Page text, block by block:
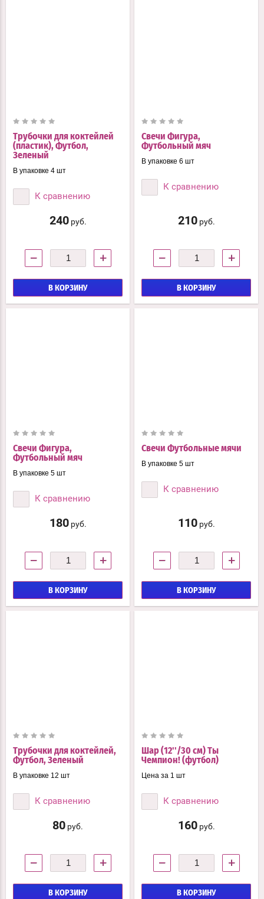
Трубочки для коктейлей
(пластик), Футбол,
Зеленый
В упаковке 4 шт
К сравнению
240руб.
− +
В КОРЗИНУ
Свечи Фигура,
Футбольный мяч
В упаковке 6 шт
К сравнению
210руб.
− +
В КОРЗИНУ
Свечи Фигура,
Футбольный мяч
В упаковке 5 шт
К сравнению
180руб.
− +
В КОРЗИНУ
Свечи Футбольные мячи
В упаковке 5 шт
К сравнению
110руб.
− +
В КОРЗИНУ
Трубочки для коктейлей,
Футбол, Зеленый
В упаковке 12 шт
К сравнению
80 руб.
− +
В КОРЗИНУ
Шар (12''/30 см) Ты
Чемпион! (футбол)
Цена за 1 шт
К сравнению
160руб.
− +
В КОРЗИНУ